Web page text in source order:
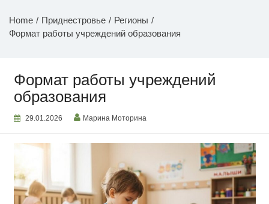
Home Приднестровье
Регионы
Формат работы учреждений образования
Формат работы учреждений
образования
29.01.2026 Марина Моторина